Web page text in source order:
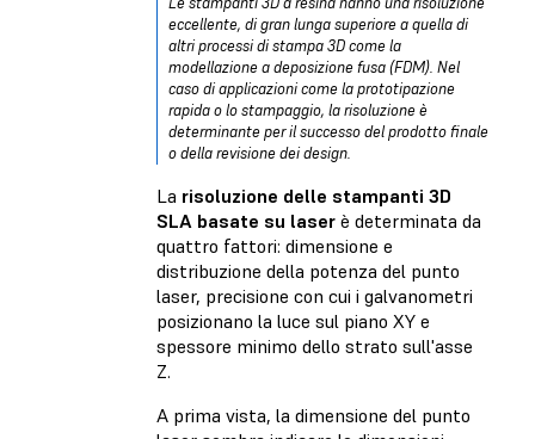
eccellente, di gran lunga superiore a quella di
altri processi di stampa 3D come la
modellazione a deposizione fusa (FDM). Nel
caso di applicazioni come la prototipazione
rapida o lo stampaggio, la risoluzione è
determinante per il successo del prodotto finale
o della revisione dei design.
La risoluzione delle stampanti 3D
SLA basate su laser è determinata da
quattro fattori: dimensione e
distribuzione della potenza del punto
laser, precisione con cui i galvanometri
posizionano la luce sul piano XY e
spessore minimo dello strato sull'asse
Z.
A prima vista, la dimensione del punto